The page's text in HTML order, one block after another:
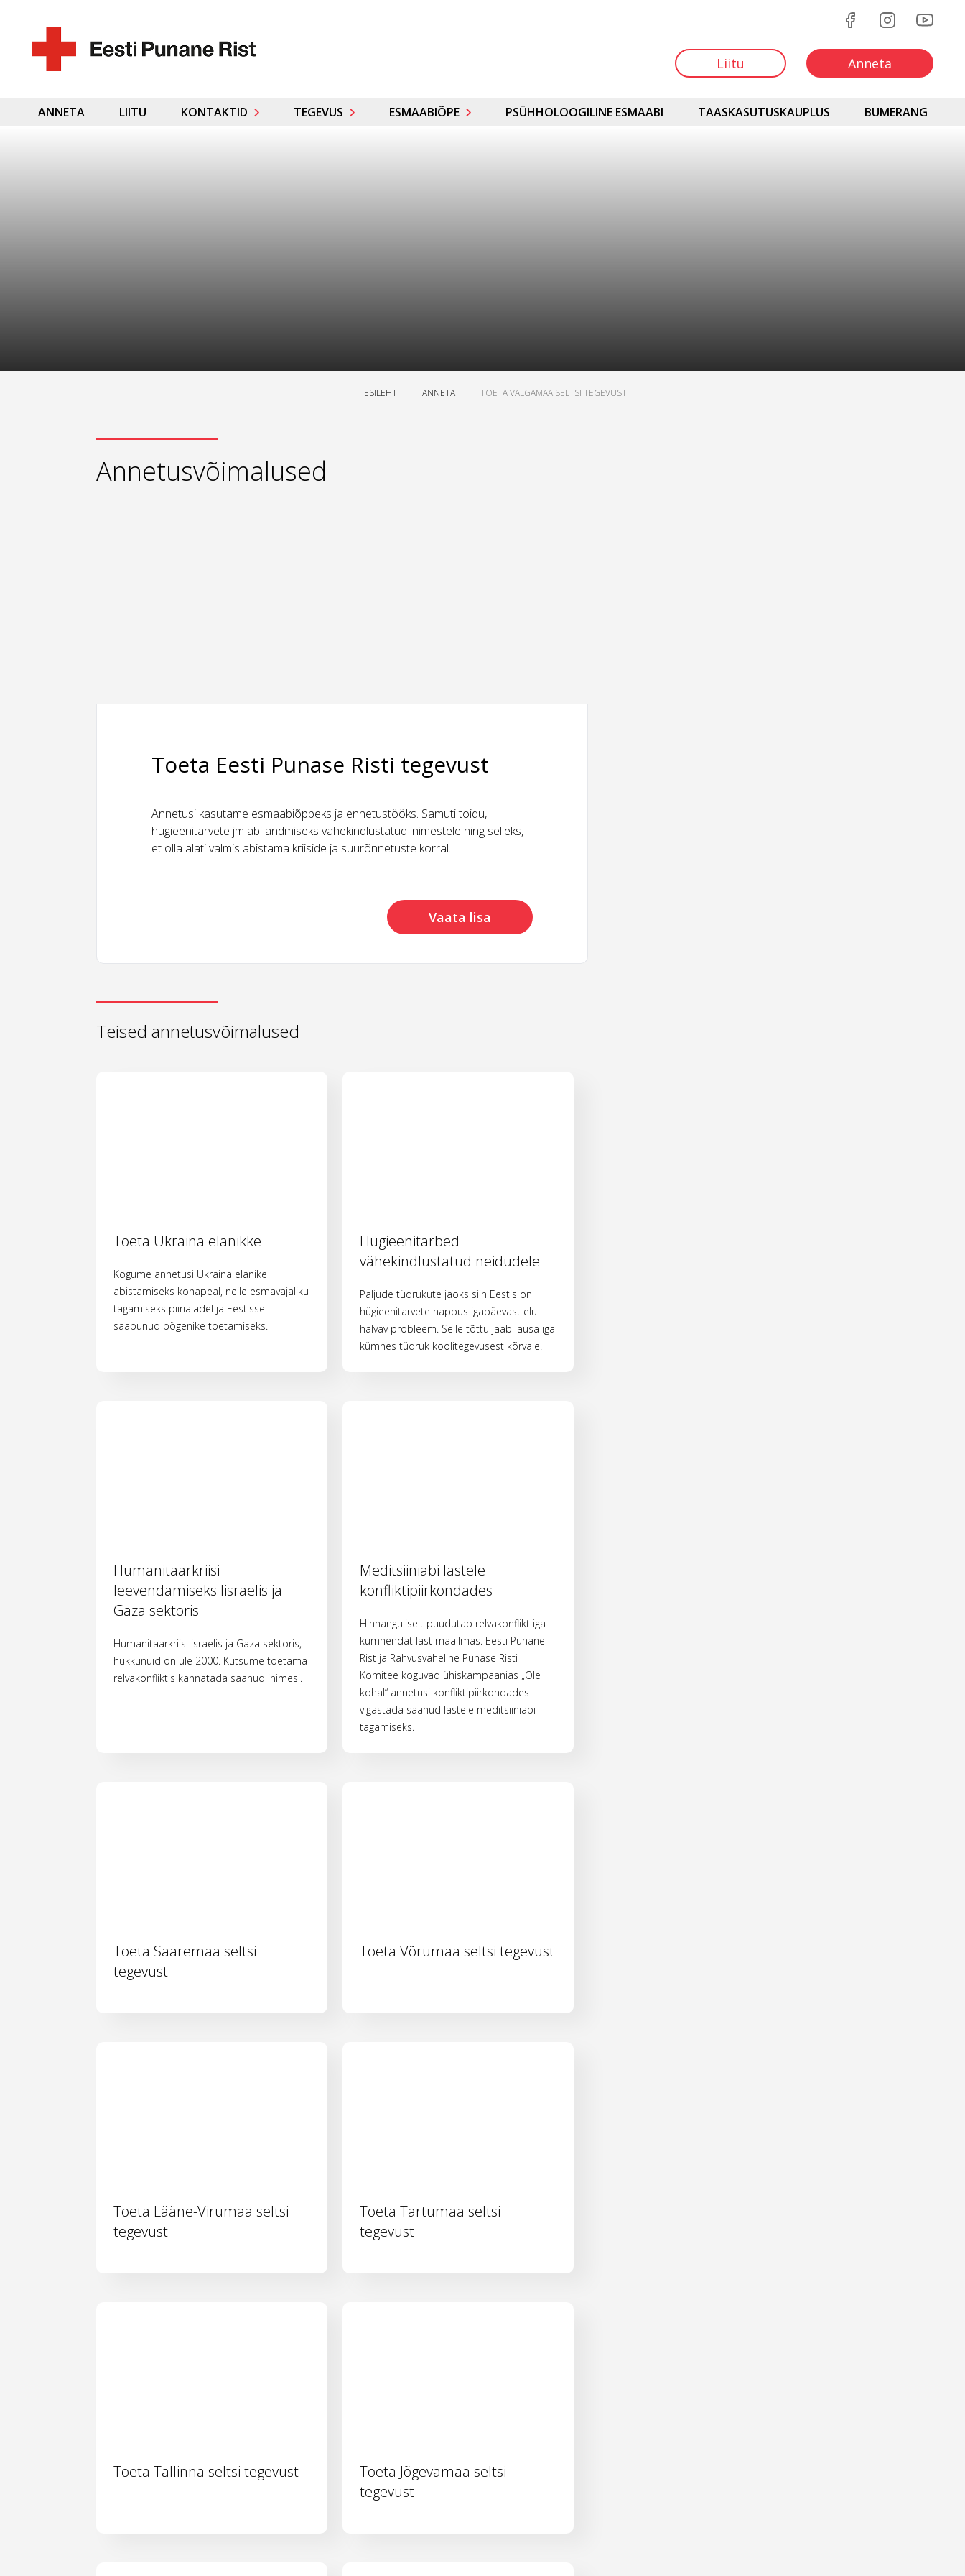
Liitu Anneta
ANNETA LIITU KONTAKTID TEGEVUS ESMAABIÕPE PSÜHHOLOOGILINE ESMAABI TAASKASUTUSKAUPLUS BUMERANG
ESILEHT ANNETA TOETA VALGAMAA SELTSI TEGEVUST
Annetusvõimalused
Toeta Eesti Punase Risti tegevust
Annetusi kasutame esmaabiõppeks ja ennetustööks. Samuti toidu,
hügieenitarvete jm abi andmiseks vähekindlustatud inimestele ning selleks,
et olla alati valmis abistama kriiside ja suurõnnetuste korral.
Vaata lisa
Teised annetusvõimalused
Toeta Ukraina elanikke
Kogume annetusi Ukraina elanike
abistamiseks kohapeal, neile esmavajaliku
tagamiseks piirialadel ja Eestisse
saabunud põgenike toetamiseks.
Hügieenitarbed
vähekindlustatud neidudele
Paljude tüdrukute jaoks siin Eestis on
hügieenitarvete nappus igapäevast elu
halvav probleem. Selle tõttu jääb lausa iga
kümnes tüdruk koolitegevusest kõrvale.
Humanitaarkriisi
leevendamiseks Iisraelis ja
Gaza sektoris
Humanitaarkriis Iisraelis ja Gaza sektoris,
hukkunuid on üle 2000. Kutsume toetama
relvakonfliktis kannatada saanud inimesi.
Meditsiiniabi lastele
konfliktipiirkondades
Hinnanguliselt puudutab relvakonflikt iga
kümnendat last maailmas. Eesti Punane
Rist ja Rahvusvaheline Punase Risti
Komitee koguvad ühiskampaanias „Ole
kohal“ annetusi konfliktipiirkondades
vigastada saanud lastele meditsiiniabi
tagamiseks.
Toeta Saaremaa seltsi
tegevust
Toeta Võrumaa seltsi tegevust
Toeta Lääne-Virumaa seltsi
tegevust
Toeta Tartumaa seltsi
tegevust
Toeta Tallinna seltsi tegevust
Toeta Jõgevamaa seltsi
tegevust